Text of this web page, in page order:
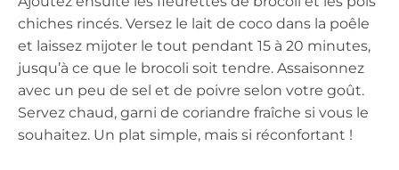
chiches rincés. Versez le lait de coco dans la poêle
et laissez mijoter le tout pendant 15 à 20 minutes,
jusqu’à ce que le brocoli soit tendre. Assaisonnez
avec un peu de sel et de poivre selon votre goût.
Servez chaud, garni de coriandre fraîche si vous le
souhaitez. Un plat simple, mais si réconfortant !